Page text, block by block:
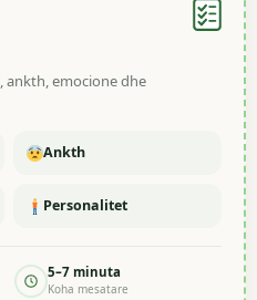
emocione dhe
Ankth
Personalitet
5–7 minuta
Koha mesatare